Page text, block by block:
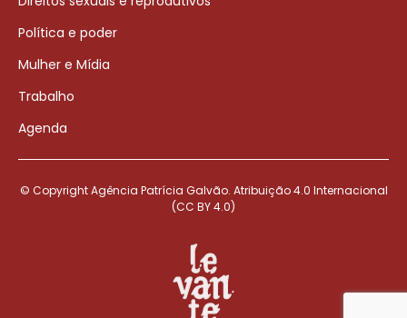
Política e poder
Mulher e Mídia
Trabalho
Agenda
© Copyright Agência Patrícia Galvão. Atribuição 4.0 Internacional
(CC BY 4.0)